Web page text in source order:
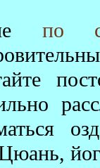
по